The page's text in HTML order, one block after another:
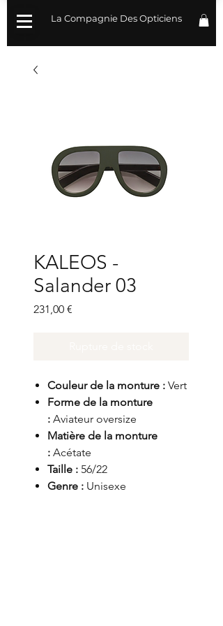
La Compagnie Des Opticiens
KALEOS -
Salander 03
231,00 €
Couleur de la monture : Vert
Forme de la monture
: Aviateur oversize
Matière de la monture
: Acétate
Taille : 56/22
Genre : Unisexe